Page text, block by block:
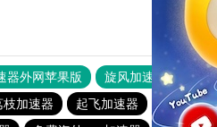
器外网苹果版 旋风加速度器
快
枝加速器 起飞加速器 盘古加速